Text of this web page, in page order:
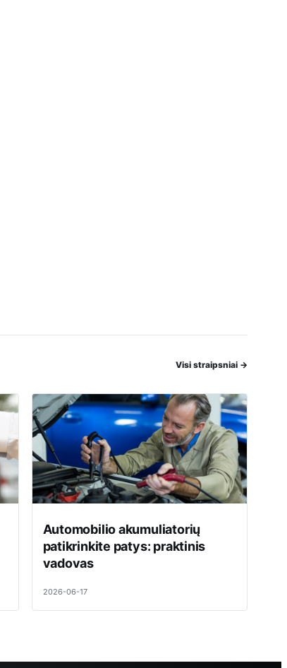
Visi straipsniai →
Automobilio akumuliatorių
patikrinkite patys: praktinis
vadovas
2026-06-17